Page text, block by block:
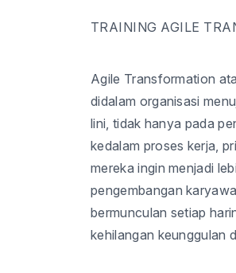
TRAINING AGILE
Agile Transformation
didalam organisasi
lini, tidak hanya pada
kedalam proses kerja,
mereka ingin menjadi
pengembangan
bermunculan setiap
kehilangan keunggulan